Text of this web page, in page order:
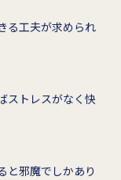
る工夫が求められ
ストレスがなく快
と邪魔でしかあり